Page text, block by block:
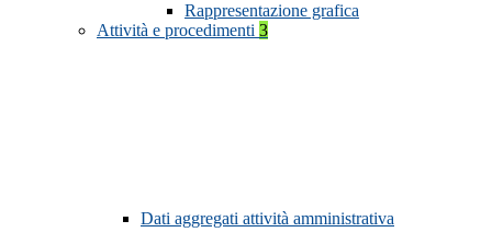
Rappresentazione grafica
Attività e procedimenti 3
Dati aggregati attività amministrativa